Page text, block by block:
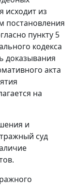
исходит из
постановления
пункту 5
кодекса
доказывания
акта
на
и
суд